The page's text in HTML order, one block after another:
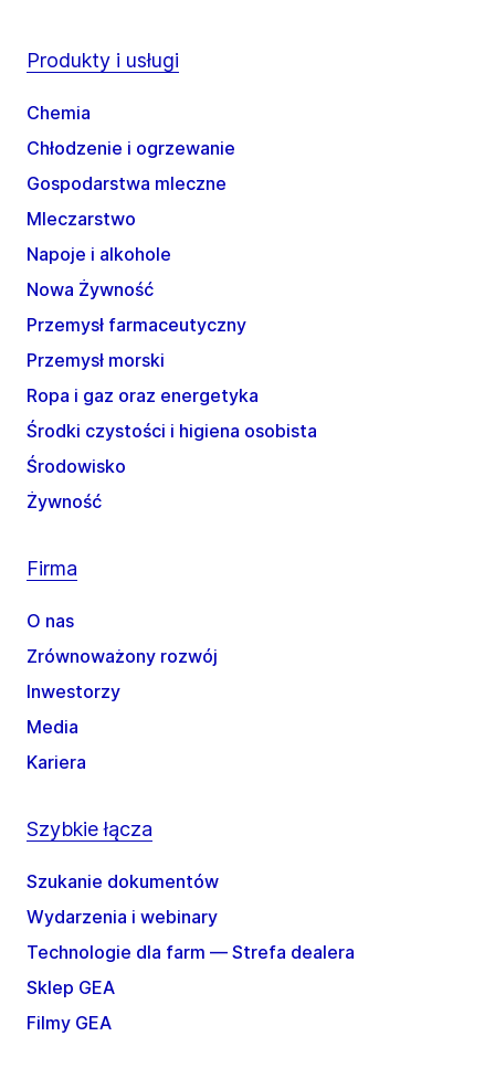
Produkty i usługi
Chemia
Chłodzenie i ogrzewanie
Gospodarstwa mleczne
Mleczarstwo
Napoje i alkohole
Nowa Żywność
Przemysł farmaceutyczny
Przemysł morski
Ropa i gaz oraz energetyka
Środki czystości i higiena osobista
Środowisko
Żywność
Firma
O nas
Zrównoważony rozwój
Inwestorzy
Media
Kariera
Szybkie łącza
Szukanie dokumentów
Wydarzenia i webinary
Technologie dla farm — Strefa dealera
Sklep GEA
Filmy GEA